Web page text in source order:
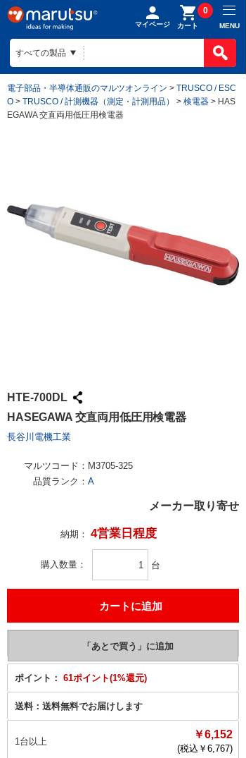
マイページ カート
0
MENU
電子部品・半導体通販のマルツオンライン > TRUSCO / ESC
O > TRUSCO / 計測機器（測定・計測用品） > 検電器 > HAS
EGAWA 交直両用低圧用検電器
HTE-700DL
HASEGAWA 交直両用低圧用検電器
長谷川電機工業
マルツコード： M3705-325
品質ランク： A
メーカー取り寄せ
納期： 4営業日程度
購入数量 台
ポイント： 61ポイント(1%還元)
送料： 送料無料でお届けします
1台以上
￥6,152
(税込￥ 6,767)